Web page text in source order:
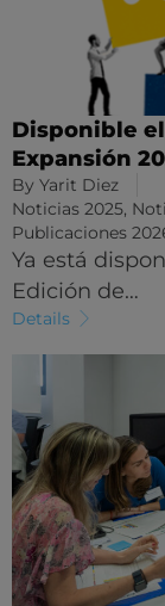
Disponible
Expansión
By Yarit Diez
Noticias 2025,
Publicaciones
Ya está
Edición de…
Details